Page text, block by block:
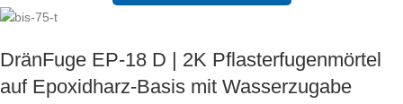
DränFuge EP-18 D | 2K Pflasterfugenmörtel
auf Epoxidharz-Basis mit Wasserzugabe